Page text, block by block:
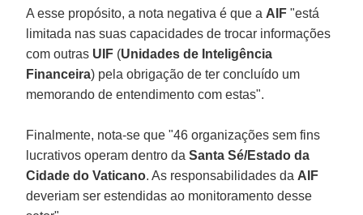
A esse propósito, a nota negativa é que a AIF"está
limitada nas suas capacidades de trocar informações
com outras UIF (Unidades de Inteligência
Financeira) pela obrigação de ter concluído um
memorando de entendimento com estas".
Finalmente, nota-se que "46 organizações sem fins
lucrativos operam dentro daSanta Sé/Estado da
Cidade do Vaticano. As responsabilidades da AIF
deveriam ser estendidas ao monitoramento desse